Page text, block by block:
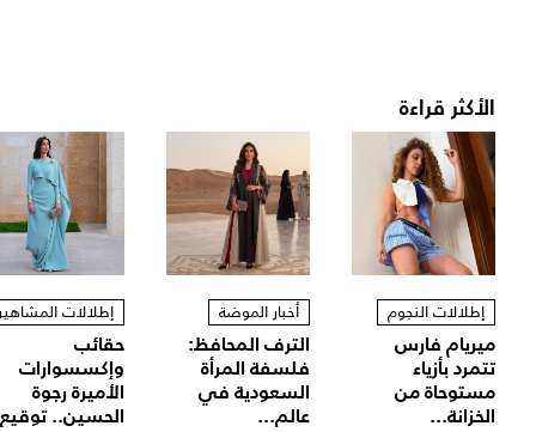
الأكثر قراءة
إطلالات النجوم
ميريام فارس
تتمرد بأزياء
مستوحاة من
الخزانة...
أخبار الموضة
الترف المحافظ:
فلسفة المرأة
السعودية في
عالم...
إطلالات
حقائب
وإكسسوارات
الأميرة رجوة
الحسين..